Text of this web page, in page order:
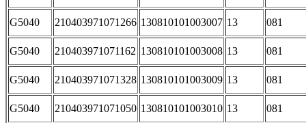
G5040 210403971071266 130810101003007 13 081
G5040 210403971071162 130810101003008 13 081
G5040 210403971071328 130810101003009 13 081
G5040 210403971071050 130810101003010 13 081